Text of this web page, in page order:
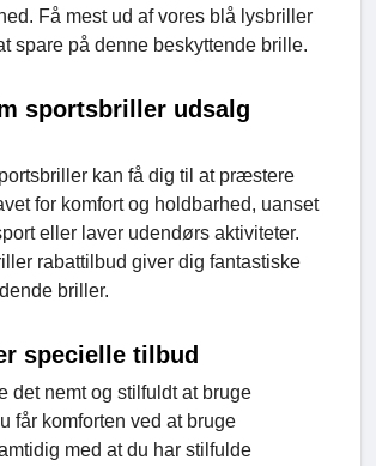
Få mest ud af vores blå lysbriller
spare på denne beskyttende brille.
sportsbriller udsalg
kan få dig til at præstere
for komfort og holdbarhed, uanset
eller laver udendørs aktiviteter.
rabattilbud giver dig fantastiske
briller.
specielle tilbud
det nemt og stilfuldt at bruge
får komforten ved at bruge
med at du har stilfulde